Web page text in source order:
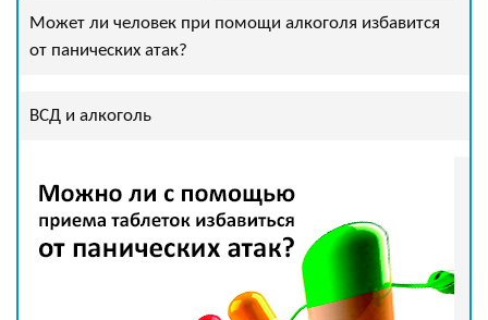
Может ли человек при помощи алкоголя избавится
от панических атак?
ВСД и алкоголь